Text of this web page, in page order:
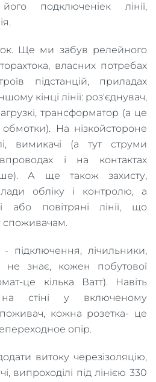
подключеніек лінії,
Ще ми забув релейного
власних потребах
підстанцій, приладах
кінці лінії: роз'єднувач,
трансформатор (а це
На нізкойстороне
вимикачі (а тут струми
і на контактах
А ще також захисту,
обліку і контролю, а
або повітряні лінії, що
споживачам.
лічильники,
не знає, кожен побутової
це кілька Ватт). Навіть
на стіні у включеному
кожна розетка- це
опір.
витоку черезізоляцію,
випроходілі під лінією 330